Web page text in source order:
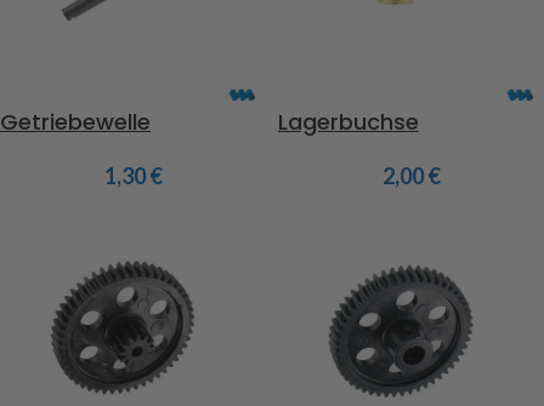
Getriebewelle
1,30€
Lagerbuchse
2,00€